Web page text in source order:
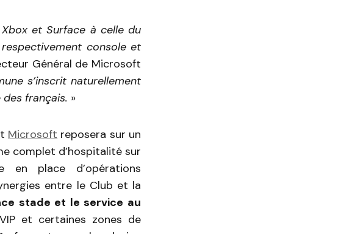
et Surface à celle du
console et
Général de Microsoft
s’inscrit naturellement
français. »
Microsoft reposera sur un
complet d’hospitalité sur
place d’opérations
entre le Club et la
stade et le service au
et certaines zones de